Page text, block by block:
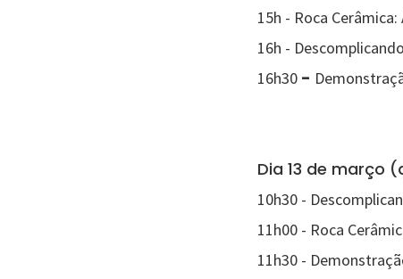
15h - Roca
16h -
16h30 -
Dia 13 de março
10h30 -
11h00 - Roca
11h30 -